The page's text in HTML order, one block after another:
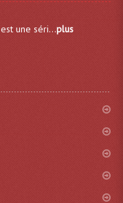
Etc...
une séri...plus